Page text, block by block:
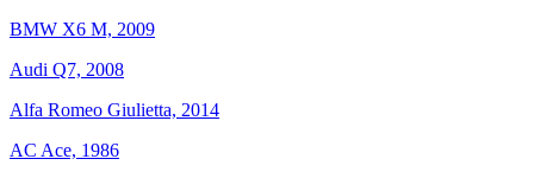
BMW X6 M, 2009
Audi Q7, 2008
Alfa Romeo Giulietta, 2014
AC Ace, 1986